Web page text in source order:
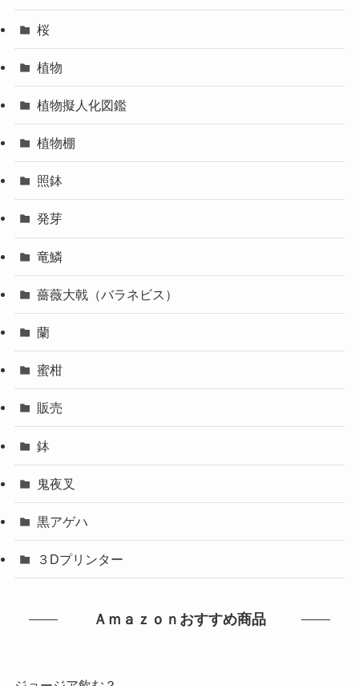
桜
植物
植物擬人化図鑑
植物棚
照鉢
発芽
竜鱗
薔薇大戟（バラネビス）
蘭
蜜柑
販売
鉢
鬼夜叉
黒アゲハ
３Dプリンター
Ａｍａｚｏｎおすすめ商品